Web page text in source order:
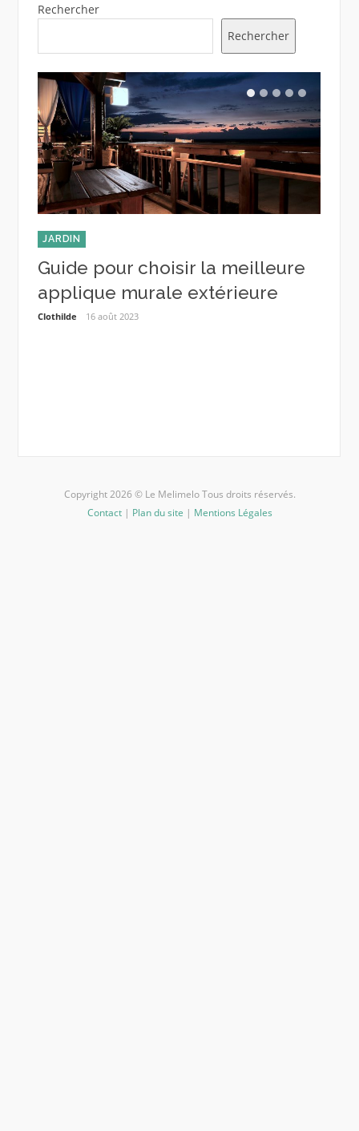
Rechercher
Rechercher
JARDIN
Guide pour choisir la meilleure
applique murale extérieure
Clothilde 16 août 2023
Copyright 2026 © Le Melimelo Tous droits réservés.
Contact| Plan du site | Mentions Légales